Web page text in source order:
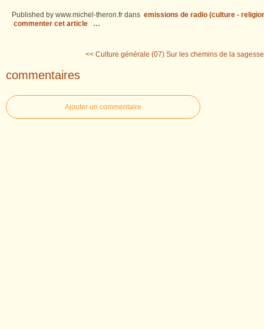
Published by www.michel-theron.fr dans emissions de radio (culture -
commenter cet article
…
<< Culture générale (07) Sur les chemins de la
commentaires
Ajouter un commentaire